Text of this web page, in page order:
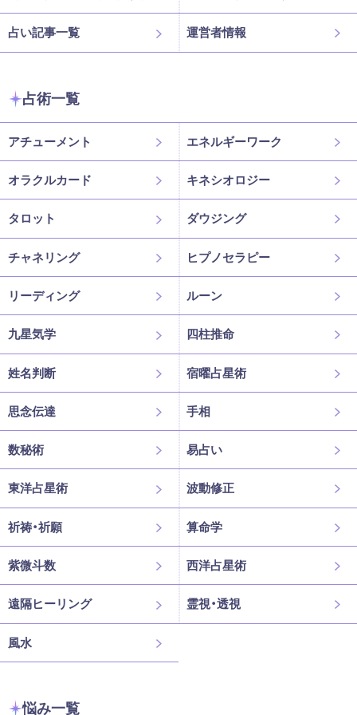
占い記事一覧 運営者情報
占術一覧
アチューメント エネルギーワーク
オラクルカード キネシオロジー
タロット ダウジング
チャネリング ヒプノセラピー
リーディング ルーン
九星気学 四柱推命
姓名判断 宿曜占星術
思念伝達 手相
数秘術 易占い
東洋占星術 波動修正
祈祷・祈願 算命学
紫微斗数 西洋占星術
遠隔ヒーリング 霊視・透視
風水
悩み一覧